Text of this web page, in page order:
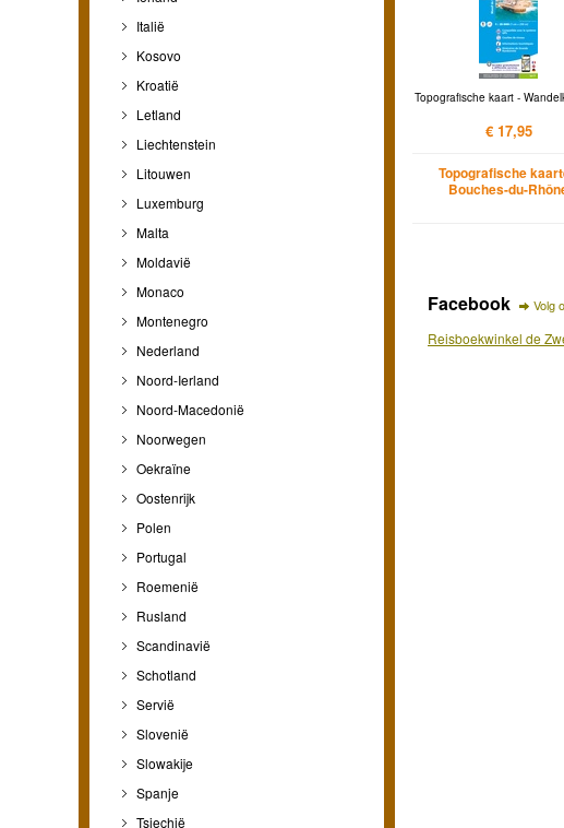
Italië
Kosovo
Kroatië
Letland
Liechtenstein
Litouwen
Luxemburg
Malta
Moldavië
Monaco
Montenegro
Nederland
Noord-Ierland
Noord-Macedonië
Noorwegen
Oekraïne
Oostenrijk
Polen
Portugal
Roemenië
Rusland
Scandinavië
Schotland
Servië
Slovenië
Slowakije
Spanje
Tsjechië
Topografische kaart -
€ 17,95
Topografische
Bouches-du-
Facebook Volg
Reisboekwinkel de